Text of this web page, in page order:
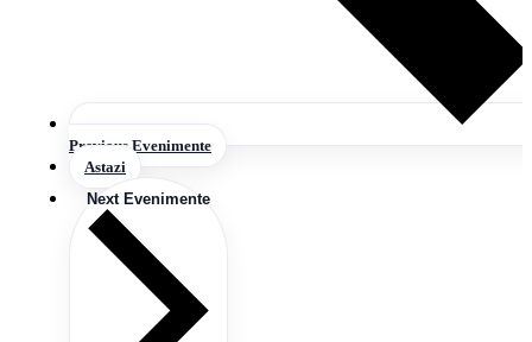
Previous Evenimente
Astazi
Next Evenimente